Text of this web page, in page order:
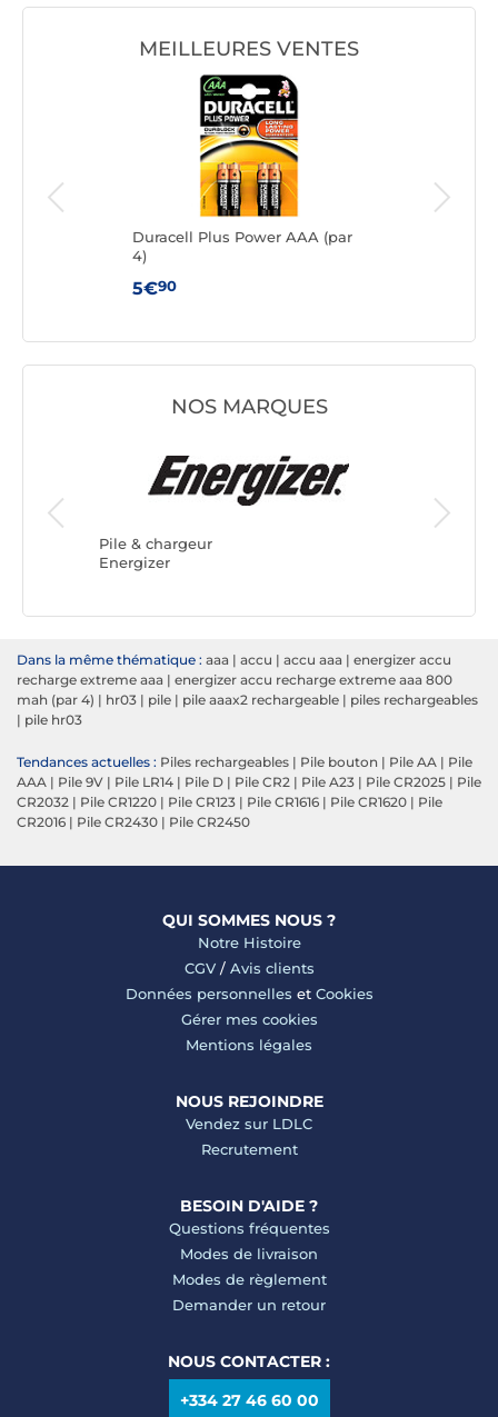
MEILLEURES VENTES
Duracell Plus Power AAA (par
4)
5€90
NOS MARQUES
Pile & chargeur
Energizer
Pile &
Dans la même thématique : aaa | accu | accu aaa | energizer accu
recharge extreme aaa | energizer accu recharge extreme aaa 800
mah (par 4) | hr03 | pile | pile aaax2 rechargeable | piles rechargeables
| pile hr03
Tendances actuelles : Piles rechargeables | Pile bouton | Pile AA | Pile
AAA | Pile 9V | Pile LR14 | Pile D | Pile CR2 | Pile A23 | Pile CR2025 | Pile
CR2032 | Pile CR1220 | Pile CR123 | Pile CR1616 | Pile CR1620 | Pile
CR2016 | Pile CR2430 | Pile CR2450
QUI SOMMES NOUS ?
Notre Histoire
CGV/ Avis clients
Données personnelles et Cookies
Gérer mes cookies
Mentions légales
NOUS REJOINDRE
Vendez sur LDLC
Recrutement
BESOIN D'AIDE ?
Questions fréquentes
Modes de livraison
Modes de règlement
Demander un retour
NOUS CONTACTER :
+334 27 46 60 00